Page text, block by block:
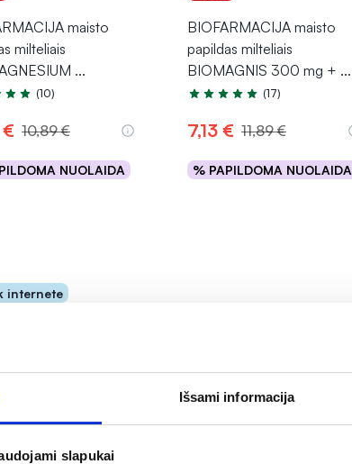
Išsami informacija
slapukai
maisto
milteliais
...
5.0 iš 5
(10)
10,89 €
NUOLAIDA
Į krepšelį
BIOFARMACIJA maisto
papildas milteliais
BIOMAGNIS 300 mg + ...
Įvertinimas 4.7 iš 5
(17)
7,13 € 11,89 €
% PAPILDOMA NUOLAIDA
Į krepšelį
internete